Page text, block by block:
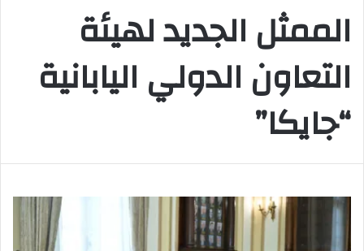
الممثل الجديد لهيئة
التعاون الدولي اليابانية
“جايكا”